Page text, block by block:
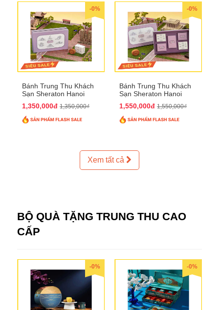
-0%
Bánh Trung Thu Khách
Sạn Sheraton Hanoi
1,350,000đ 1,350,000₫
-0%
Bánh Trung Thu Khách
Sạn Sheraton Hanoi
1,550,000đ 1,550,000₫
Xem tất cả
BỘ QUÀ TẶNG TRUNG THU CAO
CẤP
-0% -0%